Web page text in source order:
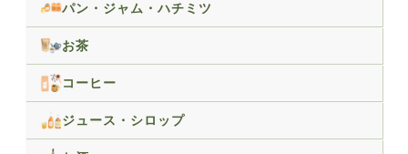
パン・ジャム・ハチミツ
お茶
コーヒー
ジュース・シロップ